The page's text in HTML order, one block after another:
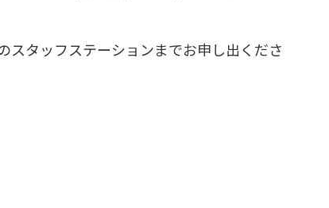
スタッフステーションまでお申し出くださ